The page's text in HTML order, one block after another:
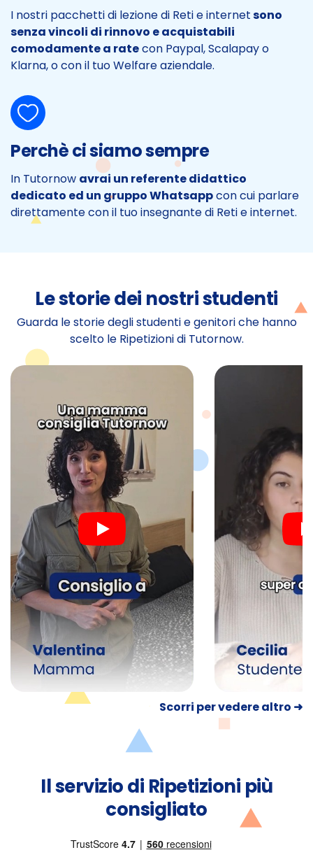
I nostri pacchetti di lezione di Reti e internetsono
senza vincoli di rinnovo e acquistabili
comodamente a ratecon Paypal, Scalapay o
Klarna, o con il tuo Welfare aziendale.
Perchè ci siamo sempre
In Tutornow avrai un referente didattico
dedicato ed un gruppo Whatsappcon cui parlare
direttamente con il tuo insegnante di Reti e internet.
Le storie dei nostri studenti
Guarda le storie degli studenti e genitori che hanno
scelto le Ripetizioni di Tutornow.
Scorri per vedere altro ➜
Il servizio di Ripetizioni più
consigliato